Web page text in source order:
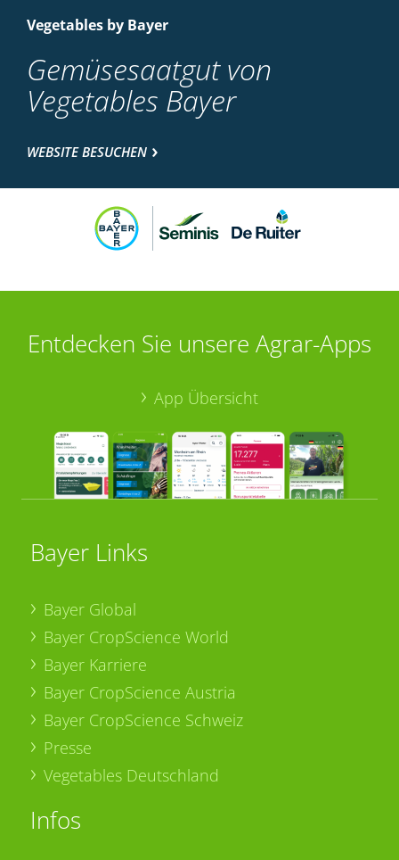
Vegetables by Bayer
Gemüsesaatgut von
Vegetables Bayer
WEBSITE BESUCHEN
Entdecken Sie unsere Agrar-Apps
App Übersicht
Bayer Links
Bayer Global
Bayer CropScience World
Bayer Karriere
Bayer CropScience Austria
Bayer CropScience Schweiz
Presse
Vegetables Deutschland
Infos